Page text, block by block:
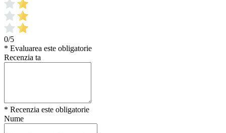
0/5
* Evaluarea este obligatorie
Recenzia ta
* Recenzia este obligatorie
Nume